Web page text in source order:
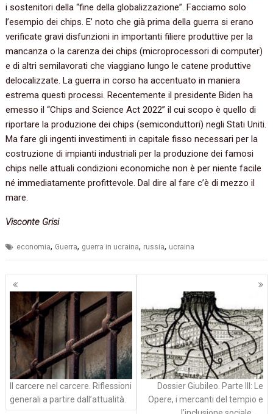
i sostenitori della “fine della globalizzazione”. Facciamo solo
l’esempio dei chips. E’ noto che già prima della guerra si erano
verificate gravi disfunzioni in importanti filiere produttive per la
mancanza o la carenza dei chips (microprocessori di computer)
e di altri semilavorati che viaggiano lungo le catene produttive
delocalizzate. La guerra in corso ha accentuato in maniera
estrema questi processi. Recentemente il presidente Biden ha
emesso il “Chips and Science Act 2022” il cui scopo è quello di
riportare la produzione dei chips (semiconduttori) negli Stati Uniti.
Ma fare gli ingenti investimenti in capitale fisso necessari per la
costruzione di impianti industriali per la produzione dei famosi
chips nelle attuali condizioni economiche non è per niente facile
né immediatamente profittevole. Dal dire al fare c’è di mezzo il
mare.
Visconte Grisi
economia, Guerra, guerra in ucraina, russia, ucraina
Navigazione
articoli
Il carcere nel carcere. Riflessioni
generali a partire dall’attualità.
Dossier Giubileo. Parte III: Le
Opere, i mercanti del tempio e